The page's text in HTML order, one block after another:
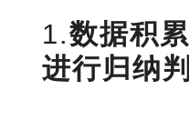
1.数据积
进行归纳